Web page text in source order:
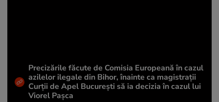
Precizările făcute de Comisia Europeană în cazul
azilelor ilegale din Bihor, înainte ca magistrații
Curții de Apel București să ia decizia în cazul lui
Viorel Pașca